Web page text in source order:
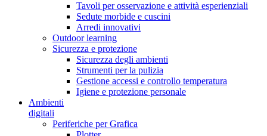
Tavoli per osservazione e attività esperienziali
Sedute morbide e cuscini
Arredi innovativi
Outdoor learning
Sicurezza e protezione
Sicurezza degli ambienti
Strumenti per la pulizia
Gestione accessi e controllo temperatura
Igiene e protezione personale
Ambienti
digitali
Periferiche per Grafica